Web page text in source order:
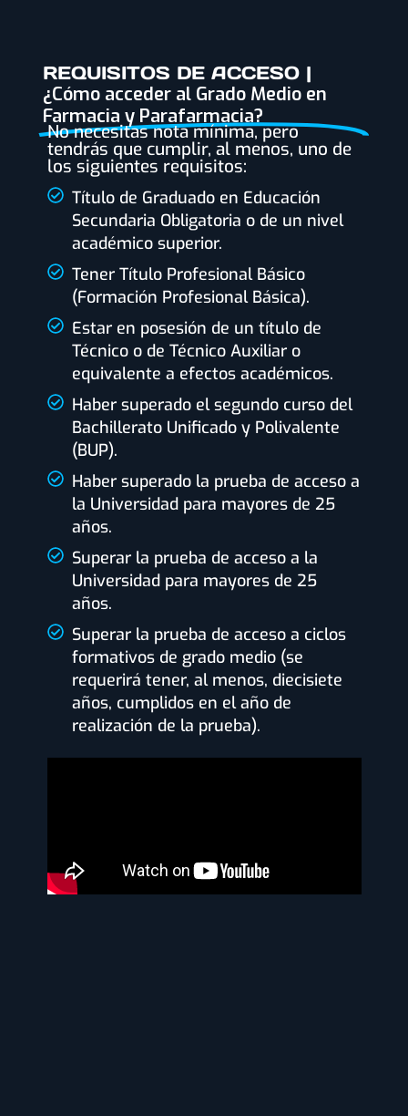
REQUISITOS DE ACCESO |
¿Cómo acceder al Grado Medio en
Farmacia y Parafarmacia?
No necesitas nota mínima, pero
tendrás que cumplir, al menos, uno de
los siguientes requisitos:
Título de Graduado en Educación
Secundaria Obligatoria o de un nivel
académico superior.
Tener Título Profesional Básico
(Formación Profesional Básica).
Estar en posesión de un título de
Técnico o de Técnico Auxiliar o
equivalente a efectos académicos.
Haber superado el segundo curso del
Bachillerato Unificado y Polivalente
(BUP).
Haber superado la prueba de acceso a
la Universidad para mayores de 25
años.
Superar la prueba de acceso a la
Universidad para mayores de 25
años.
Superar la prueba de acceso a ciclos
formativos de grado medio (se
requerirá tener, al menos, diecisiete
años, cumplidos en el año de
realización de la prueba).